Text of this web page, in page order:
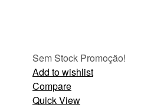
Sem Stock Promoção!
Add to wishlist
Compare
Quick View